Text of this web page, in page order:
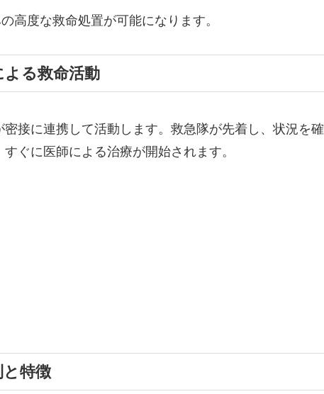
高度な救命処置が可能になります。
よる救命活動
接に連携して活動します。救急隊が先着し、状況を確
ぐに医師による治療が開始されます。
と特徴